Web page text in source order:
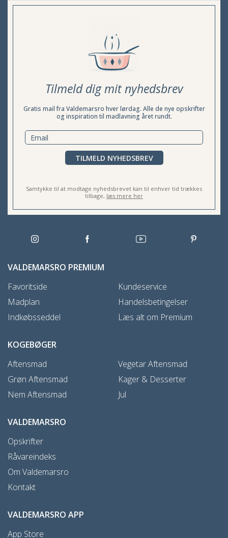
Tilmeld dig mit nyhedsbrev
Gratis mail fra Valdemarsro hver lørdag. Alle de nye opskrifter
og inspiration til madlavning året rundt.
TILMELD NYHEDSBREV
Samtykke til at modtage nyhedsbrevet kan til enhver tid trækkes
tilbage, læs mere her
VALDEMARSRO PREMIUM
Favoritside
Madplan
Indkøbsseddel
Kundeservice
Handelsbetingelser
Læs alt om Premium
KOGEBØGER
Aftensmad
Grøn Aftensmad
Nem Aftensmad
Vegetar Aftensmad
Kager & Desserter
Jul
VALDEMARSRO
Opskrifter
Råvareindeks
Om Valdemarsro
Kontakt
VALDEMARSRO APP
App Store